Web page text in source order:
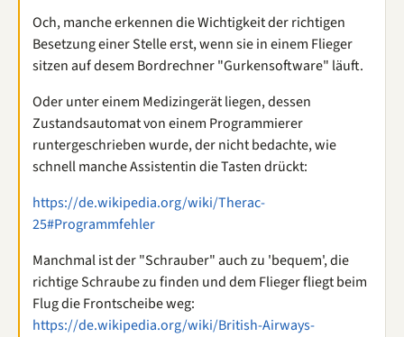
Och, manche erkennen die Wichtigkeit der richtigen
Besetzung einer Stelle erst, wenn sie in einem Flieger
sitzen auf desem Bordrechner "Gurkensoftware" läuft.
Oder unter einem Medizingerät liegen, dessen
Zustandsautomat von einem Programmierer
runtergeschrieben wurde, der nicht bedachte, wie
schnell manche Assistentin die Tasten drückt:
https://de.wikipedia.org/wiki/Therac-
25#Programmfehler
Manchmal ist der "Schrauber" auch zu 'bequem', die
richtige Schraube zu finden und dem Flieger fliegt beim
Flug die Frontscheibe weg:
https://de.wikipedia.org/wiki/British-Airways-